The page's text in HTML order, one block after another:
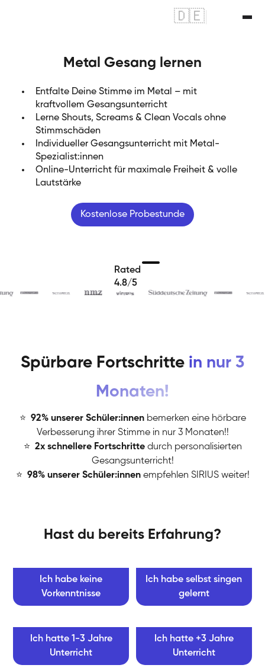
🇩🇪
Metal Gesang lernen
Entfalte Deine Stimme im Metal – mit
kraftvollem Gesangsunterricht
Lerne Shouts, Screams & Clean Vocals ohne
Stimmschäden
Individueller Gesangsunterricht mit Metal-
Spezialist:innen
Online-Unterricht für maximale Freiheit & volle
Lautstärke
Kostenlose Probestunde
Rated
4.8/5
Spürbare Fortschritte in nur 3
Monaten!
⭐ 92% unserer Schüler:innen bemerken eine hörbare
Verbesserung ihrer Stimme in nur 3 Monaten!!
⭐ 2x schnellere Fortschritte durch personalisierten
Gesangsunterricht!
⭐ 98% unserer Schüler:innen empfehlen SIRIUS weiter!
Hast du bereits Erfahrung?
Ich habe keine
Vorkenntnisse
Ich habe selbst singen
gelernt
Ich hatte 1-3 Jahre
Unterricht
Ich hatte +3 Jahre
Unterricht